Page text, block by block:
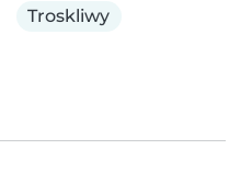
Troskliwy